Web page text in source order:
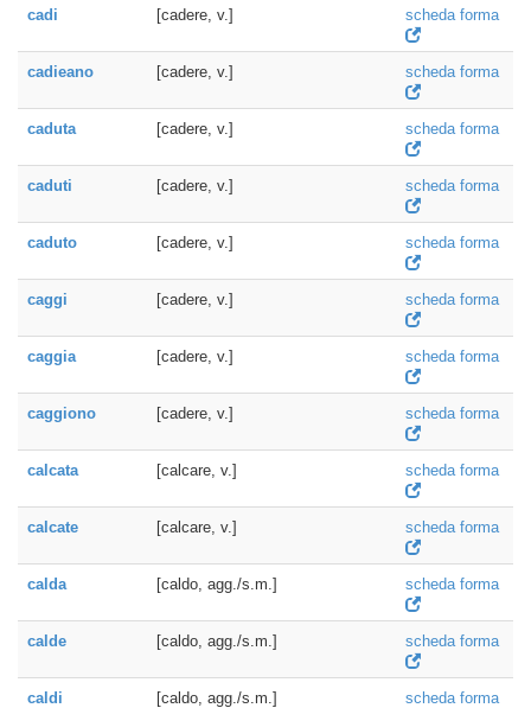
cadi [cadere, v.] scheda forma
cadieano [cadere, v.] scheda forma
caduta [cadere, v.] scheda forma
caduti [cadere, v.] scheda forma
caduto [cadere, v.] scheda forma
caggi [cadere, v.] scheda forma
caggia [cadere, v.] scheda forma
caggiono [cadere, v.] scheda forma
calcata [calcare, v.] scheda forma
calcate [calcare, v.] scheda forma
calda [caldo, agg./s.m.] scheda forma
calde [caldo, agg./s.m.] scheda forma
caldi [caldo, agg./s.m.] scheda forma